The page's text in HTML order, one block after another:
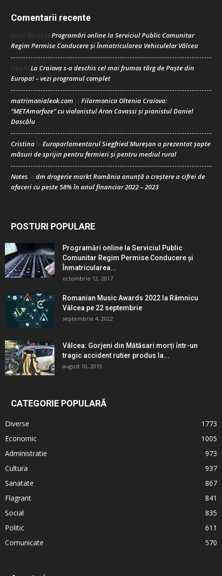
Comentarii recente
Aurel Bursa la Programări online la Serviciul Public Comunitar
Regim Permise Conducere şi Înmatricularea Vehiculelor Vâlcea
Geo la La Craiova s-a deschis cel mai frumos târg de Paște din
Europa! – vezi programul complet
matrimonialeok.com la Filarmonica Oltenia Craiova:
“METAmorfoze” cu violonistul Aron Cavassi și pianistul Daniel
Dascălu
Cristina la Europarlamentarul Siegfried Mureșan a prezentat șapte
măsuri de sprijin pentru fermieri și pentru mediul rural
Notes la dm drogerie markt România anunță o creștere a cifrei de
afaceri cu peste 58% în anul financiar 2022 – 2023
POSTURI POPULARE
Programări online la Serviciul Public
Comunitar Regim Permise Conducere şi
Înmatricularea...
octombrie 12, 2017
Romanian Music Awards 2022 la Râmnicu
Vâlcea pe 22 septembrie
septembrie 4, 2022
Vâlcea: Gorjeni din Mătăsari morți într-un
tragic accident rutier produs la...
august 10, 2019
CATEGORIE POPULARĂ
Diverse
1773
Economic
1005
Administratie
973
Cultura
937
Sanatate
867
Flagrant
841
Social
835
Politic
611
Comunicate
570